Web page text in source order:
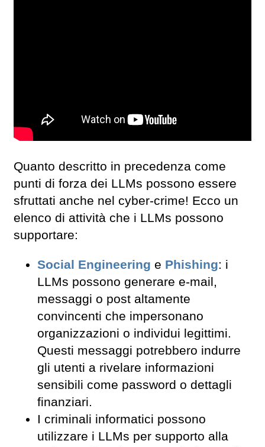
Quanto descritto in precedenza come
punti di forza dei LLMs possono essere
sfruttati anche nel cyber-crime! Ecco un
elenco di attività che i LLMs possono
supportare:
Social Engineering e Phishing: i
LLMs possono generare e-mail,
messaggi o post altamente
convincenti che impersonano
organizzazioni o individui legittimi.
Questi messaggi potrebbero indurre
gli utenti a rivelare informazioni
sensibili come password o dettagli
finanziari.
I criminali informatici possono
utilizzare i LLMs per supporto alla